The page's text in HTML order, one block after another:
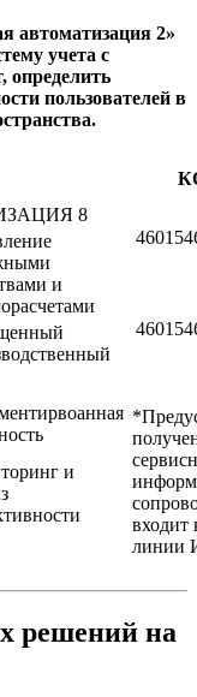
автоматизация 2»
учета с
определить
пользователей в
8
и
и
входит
линии
решений на